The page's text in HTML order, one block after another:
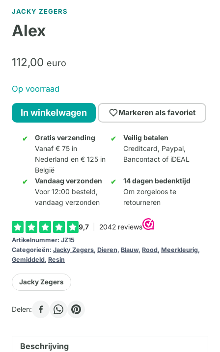
JACKY ZEGERS
Alex
112,00 euro
Op voorraad
Alex
aantal
In winkelwagen Markeren als favoriet
Gratis verzending
Vanaf € 75 in
Nederland en € 125 in
België
Veilig betalen
Creditcard, Paypal,
Bancontact of iDEAL
Vandaag verzonden
Voor 12:00 besteld,
vandaag verzonden
14 dagen bedenktijd
Om zorgeloos te
retourneren
Artikelnummer: JZ15
Categorieën: Jacky Zegers, Dieren, Blauw, Rood, Meerkleurig,
Gemiddeld, Resin
Jacky Zegers
Delen:
Beschrijving